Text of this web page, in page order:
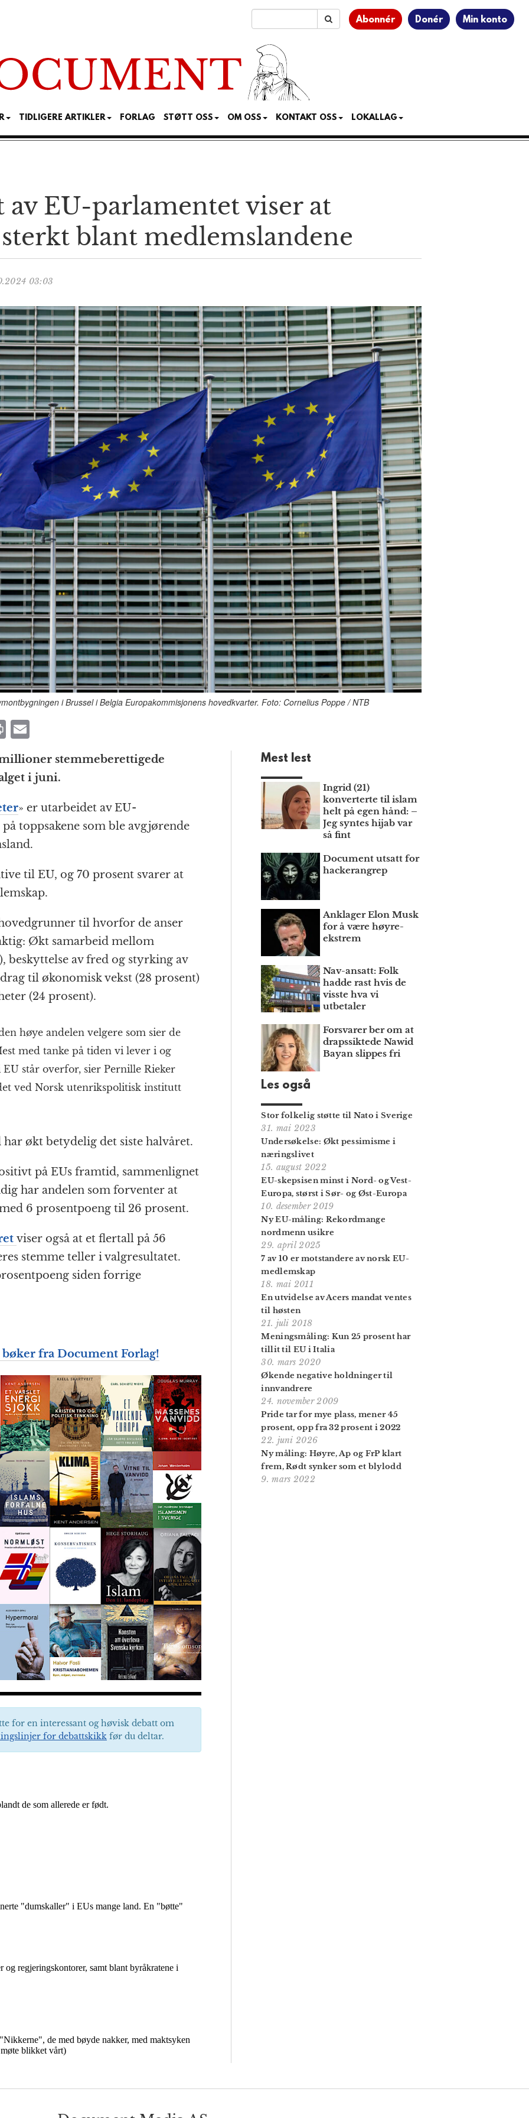
Abonnér Donér Min konto
TIDLIGERE ARTIKLER FORLAG STØTT OSS OM OSS KONTAKT OSS LOKALLAG
EU-parlamentet viser at
blant medlemslandene
03:03
i Brussel i Belgia Europakommisjonens hovedkvarter. Foto: Cornelius Poppe / NTB
P
ri
n
t
ai
l
stemmeberettigede
i juni.
» er utarbeidet av EU-
toppsakene som ble avgjørende
til EU, og 70 prosent svarer at
til hvorfor de anser
Økt samarbeid mellom
beskyttelse av fred og styrking av
til økonomisk vekst (28 prosent)
(24 prosent).
høye andelen velgere som sier de
med tanke på tiden vi lever i og
står overfor, sier Pernille Rieker
ved Norsk utenrikspolitisk institutt
økt betydelig det siste halvåret.
på EUs framtid, sammenlignet
har andelen som forventer at
6 prosentpoeng til 26 prosent.
viser også at et flertall på 56
stemme teller i valgresultatet.
siden forrige
bøker fra Document Forlag!
for en interessant og høvisk debatt om
for debattskikk før du deltar.
Mest lest
Ingrid (21)
konverterte til islam
helt på egen hånd: –
Jeg syntes hijab var
så fint
Document utsatt for
hackerangrep
Anklager Elon Musk
for å være høyre­
ekstrem
Nav-ansatt: Folk
hadde rast hvis de
visste hva vi
utbetaler
Forsvarer ber om at
draps­siktede Nawid
Bayan slippes fri
Les også
Stor folkelig støtte til Nato i Sverige
31. mai 2023
Undersøkelse: Økt pessimisme i
næringslivet
15. august 2022
EU-skepsisen minst i Nord- og Vest-
Europa, størst i Sør- og Øst-Europa
10. desember 2019
Ny EU-måling: Rekordmange
nordmenn usikre
29. april 2025
7 av 10 er motstandere av norsk EU-
medlemskap
18. mai 2011
En utvidelse av Acers mandat ventes
til høsten
21. juli 2018
Meningsmåling: Kun 25 prosent har
tillit til EU i Italia
30. mars 2020
Økende negative holdninger til
innvandrere
24. november 2009
Pride tar for mye plass, mener 45
prosent, opp fra 32 prosent i 2022
22. juni 2026
Ny måling: Høyre, Ap og FrP klart
frem, Rødt synker som et blylodd
9. mars 2022